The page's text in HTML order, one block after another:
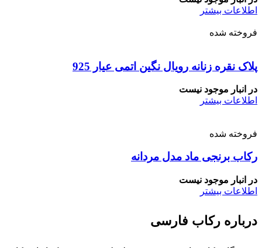
اطلاعات بیشتر
فروخته شده
پلاک نقره زنانه رویال نگین اتمی عیار 925
در انبار موجود نیست
اطلاعات بیشتر
فروخته شده
رکاب برنجی ماد مدل مردانه
در انبار موجود نیست
اطلاعات بیشتر
درباره رکاب فارسی